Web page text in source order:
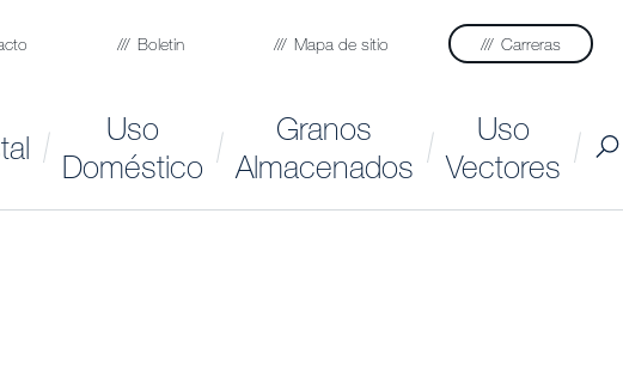
Boletin Mapa de sitio Carreras
Uso
Doméstico
Granos
Almacenados
Uso
Vectores